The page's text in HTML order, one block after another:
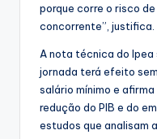
porque corre o risco
concorrente”, justifica.
A nota técnica do
jornada terá efeito
salário mínimo e
redução do PIB e do
estudos que analisam